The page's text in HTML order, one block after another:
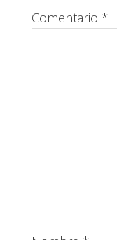
Comentario *